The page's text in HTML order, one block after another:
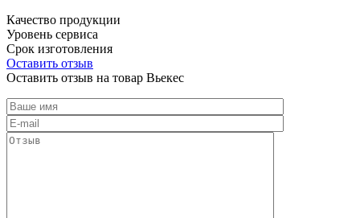
Качество продукции
Уровень сервиса
Срок изготовления
Оставить отзыв
Оставить отзыв на товар Вьекес